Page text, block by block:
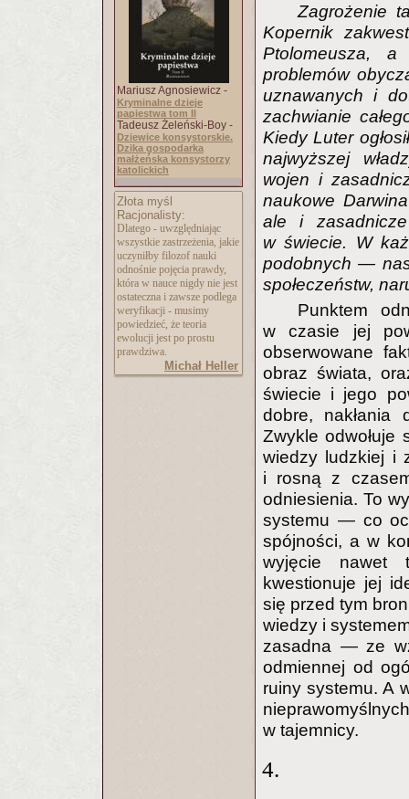
Mariusz Agnosiewicz -
Kryminalne dzieje
papiestwa tom II
Tadeusz Żeleński-Boy -
Dziewice konsystorskie.
Dzika gospodarka
małżeńska konsystorzy
katolickich
Złota myśl
Racjonalisty:
Dlatego - uwzględniając
wszystkie zastrzeżenia, jakie
uczyniłby filozof nauki
odnośnie pojęcia prawdy,
która w nauce nigdy nie jest
ostateczna i zawsze podlega
weryfikacji - musimy
powiedzieć, że teoria
ewolucji jest po prostu
prawdziwa.
Michał Heller
Zagrożenie
Kopernik
Ptolomeusza,
problemów
uznawanych i
zachwianie
Kiedy Luter
najwyższej
wojen i
naukowe
ale i
w świecie. W
podobnych —
społeczeństw,
Punktem
w czasie jej
obserwowane
obraz świata,
świecie i jego
dobre, nakłania
Zwykle odwołuje
wiedzy ludzkiej i
i rosną z
odniesienia. To
systemu — co
spójności, a w
wyjęcie nawet
kwestionuje jej
się przed tym
wiedzy i
zasadna — ze
odmiennej od
ruiny systemu. A
w tajemnicy.
4.